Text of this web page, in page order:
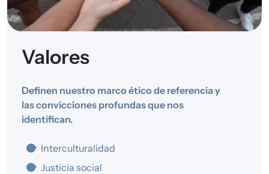
Valores
Definen nuestro marco ético de referencia y
las convicciones profundas que nos
identifican.
Interculturalidad
Justicia social